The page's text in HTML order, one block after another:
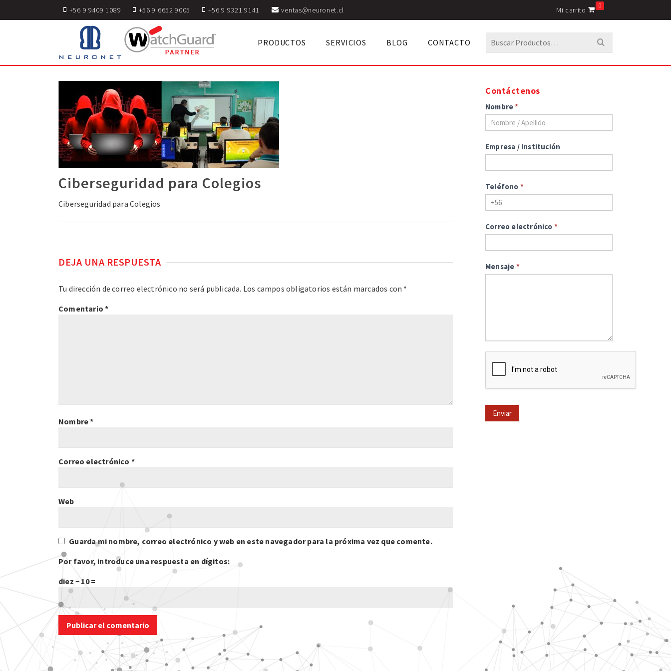
+56 9 9409 1089 +56 9 6652 9005 +56 9 9321 9141 ventas@neuronet.cl Mi carrito 0
PRODUCTOS SERVICIOS BLOG CONTACTO
Buscar
por:
Ciberseguridad para Colegios
Ciberseguridad para Colegios
DEJA UNA RESPUESTA
Tu dirección de correo electrónico no será publicada. Los campos obligatorios están marcados con *
Comentario*
Nombre*
Correo electrónico *
Web
Guarda mi nombre, correo electrónico y web en este navegador para la próxima vez que comente.
Por favor, introduce una respuesta en dígitos:
diez − 10 =
Contáctenos
Nombre*
Empresa / Institución
Teléfono *
Correo electrónico *
Mensaje *
Enviar